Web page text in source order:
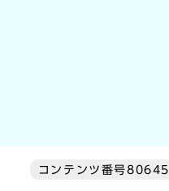
コンテンツ番号80645